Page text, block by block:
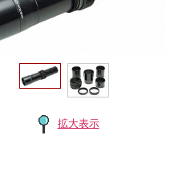
拡大表示